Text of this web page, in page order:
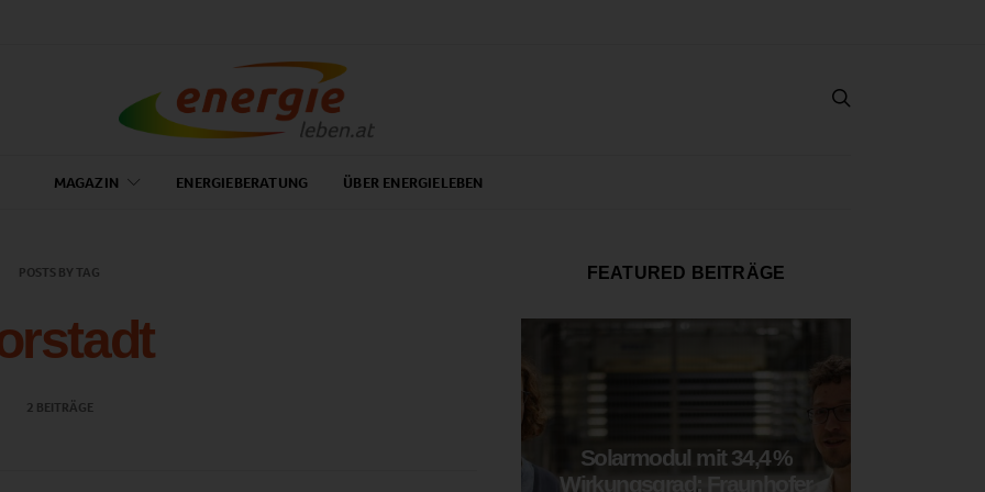
MAGAZIN ENERGIEBERATUNG ÜBER ENERGIELEBEN
POSTS BY TAG
2 BEITRÄGE
FEATURED BEITRÄGE
Solarmodul mit 34,4 %
Wirkungsgrad: Fraunhofer